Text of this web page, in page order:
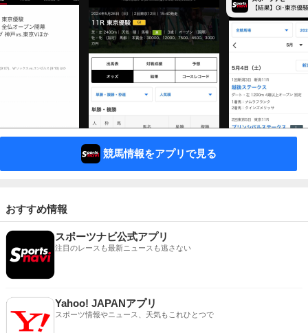
競馬情報をアプリで見る
おすすめ情報
スポーツナビ公式アプリ
注目のレースも最新ニュースも逃さない
Yahoo! JAPANアプリ
スポーツ情報やニュース、天気もこれひとつで